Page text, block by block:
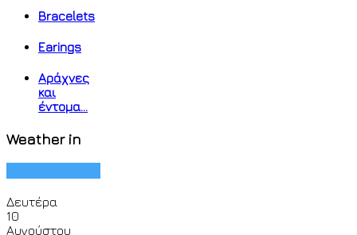
Bracelets
Earings
Αράχνες
και
έντομα...
Weather in
Δευτέρα
10
Αυγούστου